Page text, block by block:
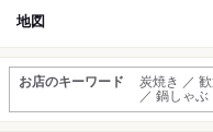
地図
お店のキーワード
炭焼き ／
／ 鍋しゃぶ